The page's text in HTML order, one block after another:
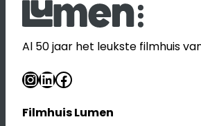
Al 50 jaar het leukste filmhuis
InstagramLinkedIn Facebook
Filmhuis Lumen